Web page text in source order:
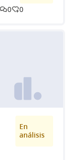
0 0
En
análisis